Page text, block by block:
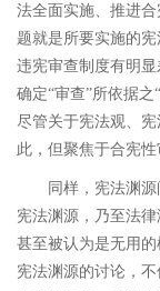
法全面实施、推进
题就是所要实施的
违宪审查制度有明
确定“审查”所依据之“
尽管关于宪法观、
此， 但聚焦于合宪性
同样，宪法渊
宪法渊源，乃至法
甚至被认为是无用
宪法渊源的讨论，